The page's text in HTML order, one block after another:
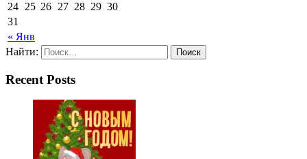
« Янв
24 25 26 27 28 29 30
31
Найти:
Recent Posts